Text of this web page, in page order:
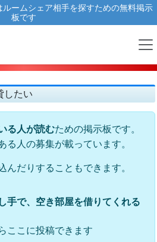
ームシェア相手を探すための無料掲示
板です
したい
る人が読むための掲示板です。
る人の募集が載っています。
だりすることもできます。
手で、空き部屋を借りてくれる
ここに投稿できます